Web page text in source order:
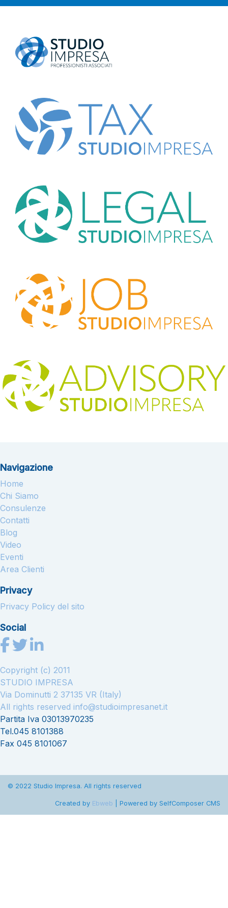
Navigazione
Home
Chi Siamo
Consulenze
Contatti
Blog
Video
Eventi
Area Clienti
Privacy
Privacy Policy del sito
Social
Copyright (c) 2011
STUDIO IMPRESA
Via Dominutti 2 37135 VR (Italy)
All rights reserved info@studioimpresanet.it
Partita Iva 03013970235
Tel.045 8101388
Fax 045 8101067
© 2022 Studio Impresa. All rights reserved
Created by Ebweb | Powered by SelfComposer CMS